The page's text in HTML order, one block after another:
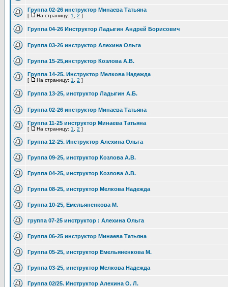
Группа 02-26 инструктор Минаева Татьяна
[ На страницу: 1 2 ]
Группа 04-26 Инструктор Ладыгин Андрей Борисович
Группа 03-26 инструктор Алехина Ольга
Группа 15-25,инструктор Козлова А.В.
Группа 14-25. Инструктор Мелкова Надежда
[ На страницу: 1 2 ]
Группа 13-25, инструктор Ладыгин А.Б.
Группа 02-26 инструктор Минаева Татьяна
Группа 11-25 инструктор Минаева Татьяна
[ На страницу: 1 2 ]
Группа 12-25. Инструктор Алехина Ольга
Группа 09-25, инструктор Козлова А.В.
Группа 04-25, инструктор Козлова А.В.
Группа 08-25, инструктор Мелкова Надежда
Группа 10-25, Емельяненкова М.
группа 07-25 инструктор : Алехина Ольга
Группа 06-25 инструктор Минаева Татьяна
Группа 05-25, инструктор Емельяненкова М.
Группа 03-25, инструктор Мелкова Надежда
Группа 02/25. Инструктор Алехина О. Л.